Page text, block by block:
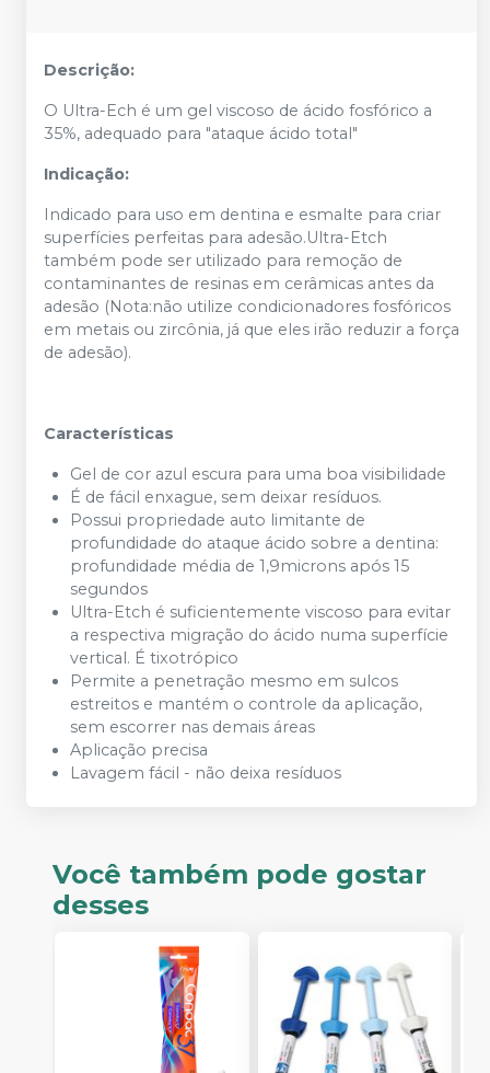
Descrição:
O Ultra-Ech é um gel viscoso de ácido fosfórico a
35%, adequado para "ataque ácido total"
Indicação:
Indicado para uso em dentina e esmalte para criar
superfícies perfeitas para adesão.Ultra-Etch
também pode ser utilizado para remoção de
contaminantes de resinas em cerâmicas antes da
adesão (Nota:não utilize condicionadores fosfóricos
em metais ou zircônia, já que eles irão reduzir a força
de adesão).
Características
Gel de cor azul escura para uma boa visibilidade
É de fácil enxague, sem deixar resíduos.
Possui propriedade auto limitante de
profundidade do ataque ácido sobre a dentina:
profundidade média de 1,9microns após 15
segundos
Ultra-Etch é suficientemente viscoso para evitar
a respectiva migração do ácido numa superfície
vertical. É tixotrópico
Permite a penetração mesmo em sulcos
estreitos e mantém o controle da aplicação,
sem escorrer nas demais áreas
Aplicação precisa
Lavagem fácil - não deixa resíduos
Você também pode gostar
desses